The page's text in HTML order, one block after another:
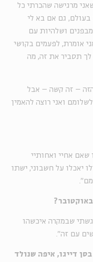
מרגישה שהכרתי כל
בעולם, גם אם בא לי
ושלהיות עם
אומרת, לפעמים בקושי
תסביר את זה, מה
– זה קשה – אבל
ואני רוצה להאמין
שאם אחיי ואחותיי
יאכלו על חשבוני, ישתו
שבמקרה איכשהו
עם זה".
דייגו, איפה שנולד